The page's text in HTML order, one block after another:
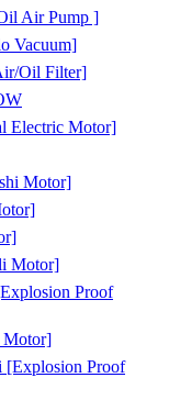
Air Pump ]
Vacuum]
Oil Filter]
Motor]
Motor]
Motor]
Proof
Proof